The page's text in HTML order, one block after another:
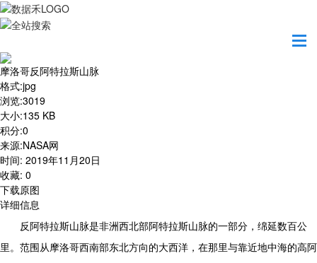
摩洛哥反阿特拉斯山脉
格式:jpg
浏览:3019
大小:135 KB
积分:0
来源:NASA网
时间: 2019年11月20日
收藏: 0
下载原图
详细信息
反阿特拉斯山脉是非洲西北部阿特拉斯山脉的一部分，绵延数百公
里。范围从摩洛哥西南部东北方向的大西洋，在那里与靠近地中海的高阿